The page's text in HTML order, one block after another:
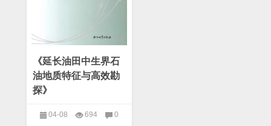
《延长油田中生界石
油地质特征与高效勘
探》
04-08 694 0